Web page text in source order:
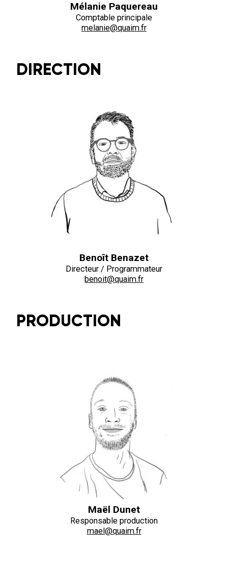
Mélanie Paquereau
Comptable principale
melanie@quaim.fr
DIRECTION
Benoît Benazet
Directeur / Programmateur
benoit@quaim.fr
PRODUCTION
Maël Dunet
Responsable production
mael@quaim.fr